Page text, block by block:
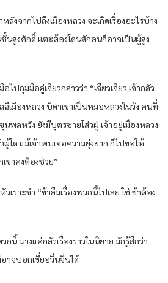
ลังจากไปถึงเมืองหลวง จะเกิดเรื่องอะไรบ้าง
นสูงศักดิ์ แตะต้องโดนสักคนก็อาจเป็นผู้สูง
ไปกุมมือลู่เจียวกล่าวว่า “เจียวเจียว เจ้ากลัว
ฉีเมืองหลวง บิดาเขาเป็นหมอหลวงในวัง คนที่
นพลหวัง ยังมีบุตรชายโส่วฝู่ เจ้าอยู่เมืองหลวง
ผู้ใด แม้เจ้าพบเจอความยุ่งยาก ก็ไปขอให้
ขาคงต้องช่วย”
เราะขำ “ข้าลืมเรื่องพวกนี้ไปเลย ใช่ ข้าต้อง
กนี้ นางแค่กลัวเรื่องราวในนิยาย มักรู้สึกว่า
อาจบอกเซี่ยอวิ๋นจิ่นได้